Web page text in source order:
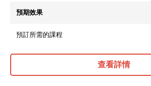
預期效果
預訂所需的課程
查看詳情